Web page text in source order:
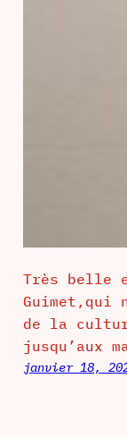
Très belle
Guimet,qui
de la
jusqu’aux
janvier 18,